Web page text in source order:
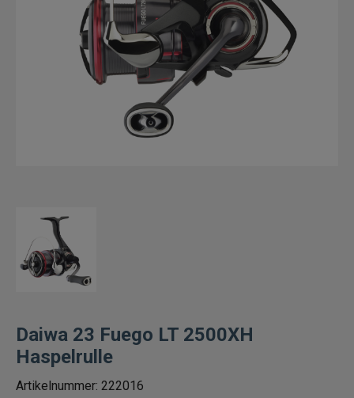
Haspelrulle
Multirulle
Havsfiskerullar
Spön
Fiskedrag
Fiskelinor
Daiwa 23 Fuego LT 2500XH
Haspelrulle
Artikelnummer: 222016